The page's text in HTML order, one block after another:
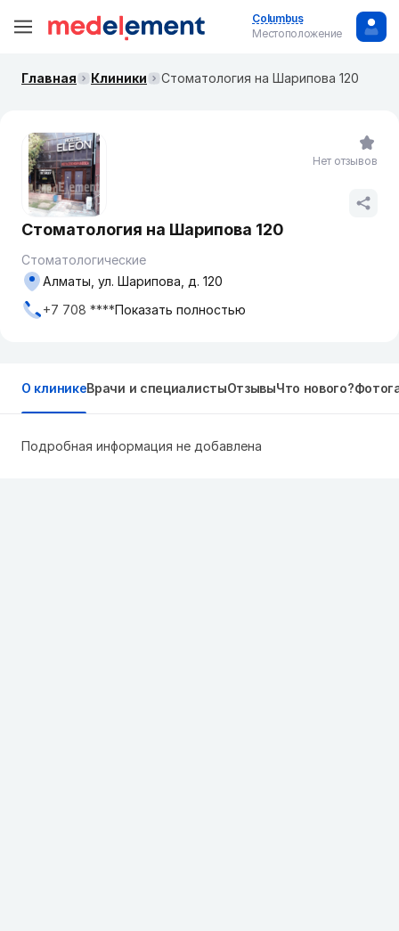
Columbus
Местоположение
Главная Клиники Стоматология на Шарипова 120
Стоматология на Шарипова 120
Стоматологические
Алматы, ул. Шарипова, д. 120
+7 708 ****Показать полностью
Нет отзывов
О клиникеВрачи и специалистыОтзывыЧто нового?
Подробная информация не добавлена